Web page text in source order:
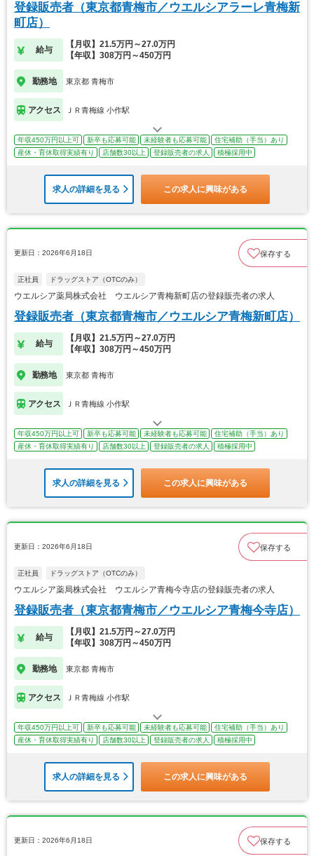
登録販売者（東京都青梅市／ウエルシアラーレ青梅新
町店）
給与
【月収】21.5万円～27.0万円
【年収】308万円～450万円
勤務地 東京都 青梅市
アクセス ＪＲ青梅線 小作駅
年収450万円以上可 新卒も応募可能 未経験者も応募可能
住宅補助（手当）あり
産休・育休取得実績有り
店舗数30以上 登録販売者の求人 積極採用中
求人の詳細を見る この求人に興味がある
更新日：2026年6月18日 保存する
正社員 ドラッグストア（OTCのみ）
ウエルシア薬局株式会社 ウエルシア青梅新町店の登録販売者の求人
登録販売者（東京都青梅市／ウエルシア青梅新町店）
給与
【月収】21.5万円～27.0万円
【年収】308万円～450万円
勤務地 東京都 青梅市
アクセス ＪＲ青梅線 小作駅
年収450万円以上可 新卒も応募可能 未経験者も応募可能
住宅補助（手当）あり
産休・育休取得実績有り
店舗数30以上 登録販売者の求人 積極採用中
求人の詳細を見る この求人に興味がある
更新日：2026年6月18日 保存する
正社員 ドラッグストア（OTCのみ）
ウエルシア薬局株式会社 ウエルシア青梅今寺店の登録販売者の求人
登録販売者（東京都青梅市／ウエルシア青梅今寺店）
給与
【月収】21.5万円～27.0万円
【年収】308万円～450万円
勤務地 東京都 青梅市
アクセス ＪＲ青梅線 小作駅
年収450万円以上可 新卒も応募可能 未経験者も応募可能
住宅補助（手当）あり
産休・育休取得実績有り
店舗数30以上 登録販売者の求人 積極採用中
求人の詳細を見る この求人に興味がある
更新日：2026年6月18日 保存する